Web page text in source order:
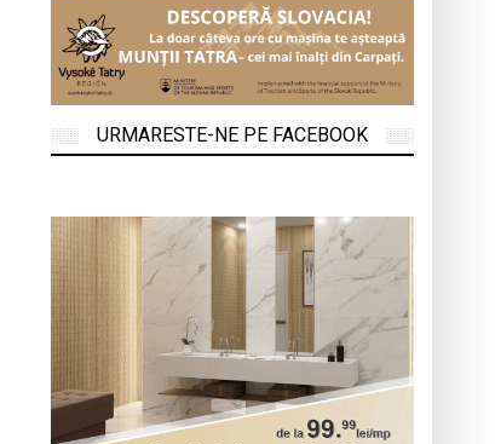
URMARESTE-NE PE FACEBOOK